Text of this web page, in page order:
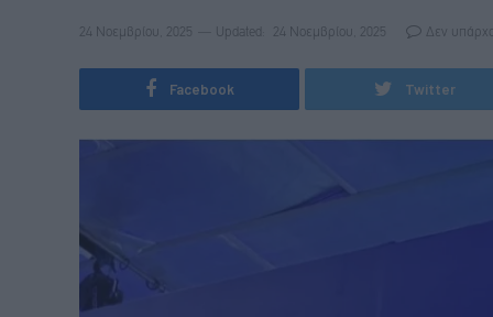
24 Νοεμβρίου, 2025 Updated: 24 Νοεμβρίου, 2025 Δεν
Facebook Twitter